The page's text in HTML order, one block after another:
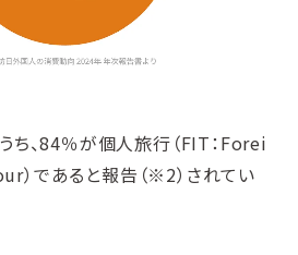
ち、84％が個人旅行（FIT：Forei
であると報告（※2）されてい